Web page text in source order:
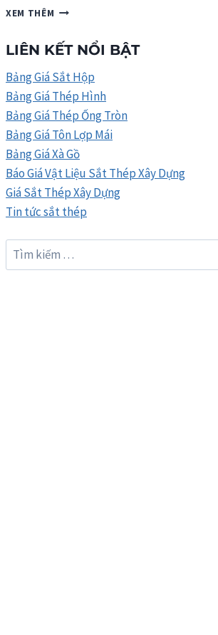
XEM THÊM BẢNG
THÉP
VIỆT
ÚC
03/2026
LIÊN KẾT NỔI BẬT
Bảng Giá Sắt Hộp
Bảng Giá Thép Hình
Bảng Giá Thép Ống Tròn
Bảng Giá Tôn Lợp Mái
Bảng Giá Xà Gồ
Báo Giá Vật Liệu Sắt Thép Xây Dựng
Giá Sắt Thép Xây Dựng
Tin tức sắt thép
Tìm
kiếm